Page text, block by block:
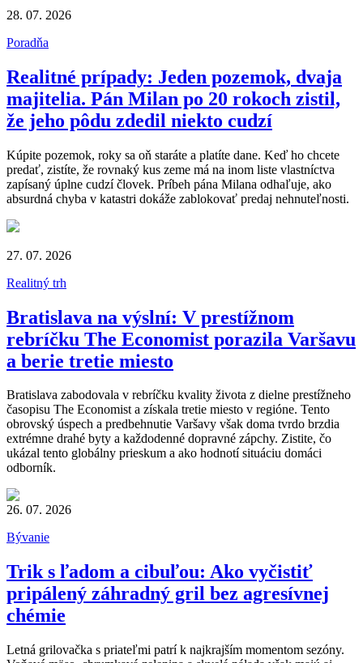
28. 07. 2026
Poradňa
Realitné prípady: Jeden pozemok, dvaja
majitelia. Pán Milan po 20 rokoch zistil,
že jeho pôdu zdedil niekto cudzí
Kúpite pozemok, roky sa oň staráte a platíte dane. Keď ho chcete
predať, zistíte, že rovnaký kus zeme má na inom liste vlastníctva
zapísaný úplne cudzí človek. Príbeh pána Milana odhaľuje, ako
absurdná chyba v katastri dokáže zablokovať predaj nehnuteľnosti.
27. 07. 2026
Realitný trh
Bratislava na výslní: V prestížnom
rebríčku The Economist porazila Varšavu
a berie tretie miesto
Bratislava zabodovala v rebríčku kvality života z dielne prestížneho
časopisu The Economist a získala tretie miesto v regióne. Tento
obrovský úspech a predbehnutie Varšavy však doma tvrdo brzdia
extrémne drahé byty a každodenné dopravné zápchy. Zistite, čo
ukázal tento globálny prieskum a ako hodnotí situáciu domáci
odborník.
26. 07. 2026
Bývanie
Trik s ľadom a cibuľou: Ako vyčistiť
pripálený záhradný gril bez agresívnej
chémie
Letná grilovačka s priateľmi patrí k najkrajším momentom sezóny.